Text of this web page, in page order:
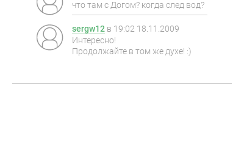
что там с Догом? когда след вод?
sergw12 в 19:02 18.11.2009
Интересно!
Продолжайте в том же духе! :)